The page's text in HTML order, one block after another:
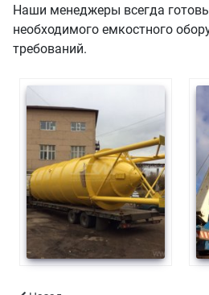
Наши менеджеры всегда
необходимого емкостного
требований.